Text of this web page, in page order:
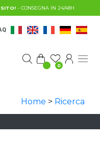
- CONSEGNA IN 24/48H
0
Home > Ricerca